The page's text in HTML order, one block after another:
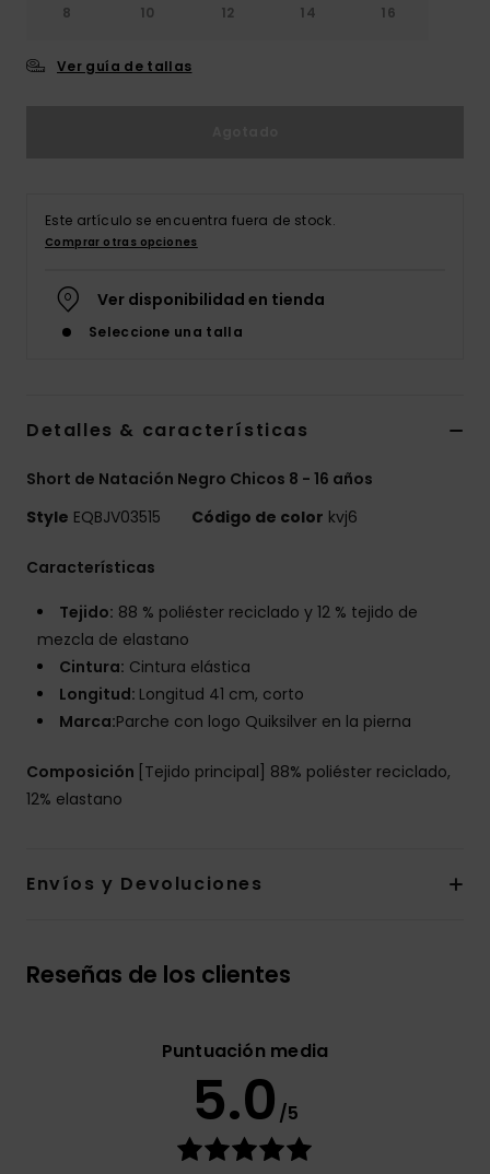
8 10 12 14 16
Ver guía de tallas
Este artículo se encuentra fuera de stock.
Comprar otras opciones
Ver disponibilidad en tienda
Seleccione una talla
Detalles & características
Short de Natación Negro Chicos 8 - 16 años
Style EQBJV03515 Código de color kvj6
Características
Tejido: 88 % poliéster reciclado y 12 % tejido de
mezcla de elastano
Cintura: Cintura elástica
Longitud: Longitud 41 cm, corto
Marca:Parche con logo Quiksilver en la pierna
Composición [Tejido principal] 88% poliéster reciclado,
12% elastano
Envíos y Devoluciones
Reseñas de los clientes
Puntuación media
5.0 /5